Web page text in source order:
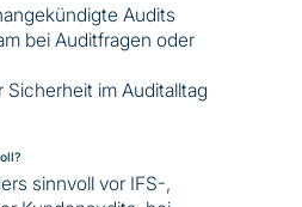
Audits
bei Auditfragen oder
im Auditalltag
sinnvoll vor IFS-,